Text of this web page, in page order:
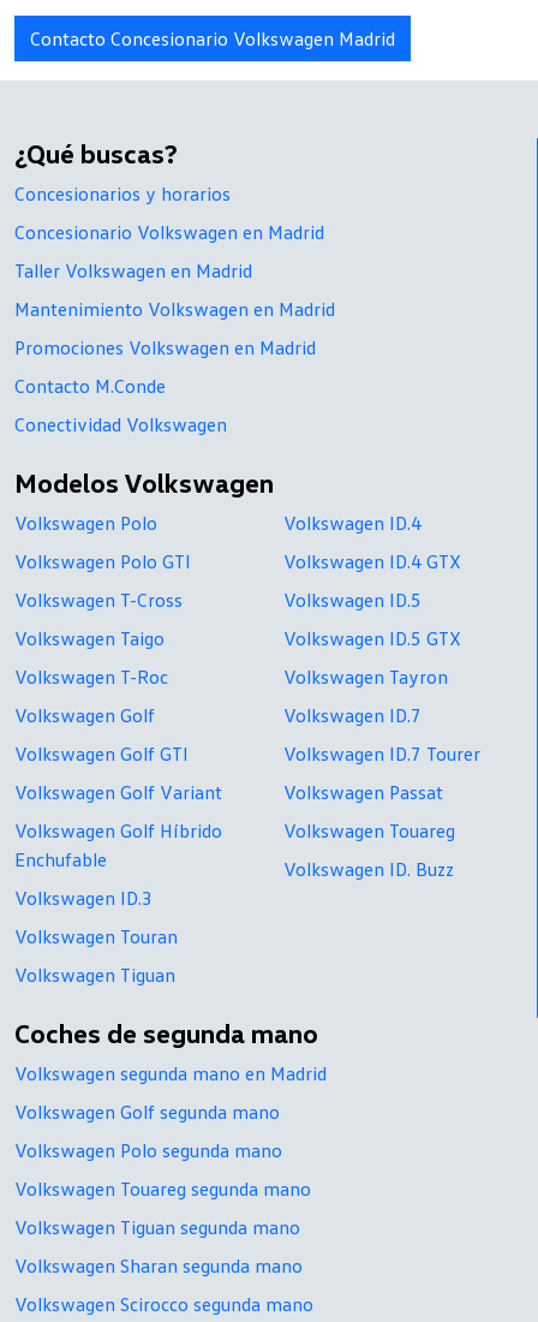
Contacto Concesionario Volkswagen Madrid
¿Qué buscas?
Concesionarios y horarios
Concesionario Volkswagen en Madrid
Taller Volkswagen en Madrid
Mantenimiento Volkswagen en Madrid
Promociones Volkswagen en Madrid
Contacto M.Conde
Conectividad Volkswagen
Modelos Volkswagen
Volkswagen Polo
Volkswagen Polo GTI
Volkswagen T-Cross
Volkswagen Taigo
Volkswagen T-Roc
Volkswagen Golf
Volkswagen Golf GTI
Volkswagen Golf Variant
Volkswagen Golf Híbrido
Enchufable
Volkswagen ID.3
Volkswagen Touran
Volkswagen Tiguan
Volkswagen ID.4
Volkswagen ID.4 GTX
Volkswagen ID.5
Volkswagen ID.5 GTX
Volkswagen Tayron
Volkswagen ID.7
Volkswagen ID.7 Tourer
Volkswagen Passat
Volkswagen Touareg
Volkswagen ID. Buzz
Coches de segunda mano
Volkswagen segunda mano en Madrid
Volkswagen Golf segunda mano
Volkswagen Polo segunda mano
Volkswagen Touareg segunda mano
Volkswagen Tiguan segunda mano
Volkswagen Sharan segunda mano
Volkswagen Scirocco segunda mano